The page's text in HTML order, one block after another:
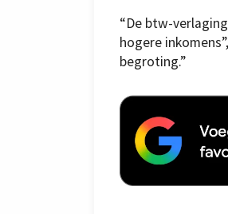
“De btw-
hogere
begroting.”